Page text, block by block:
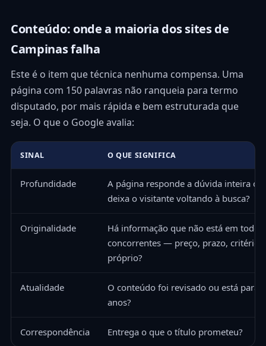
Conteúdo: onde a maioria dos sites de
Campinas falha
Este é o item que técnica nenhuma compensa. Uma
página com 150 palavras não ranqueia para termo
disputado, por mais rápida e bem estruturada que
seja. O que o Google avalia:
SINAL O QUE SIGNIFICA
Profundidade
A página responde a dúvida inteira ou
deixa o visitante voltando à busca?
Originalidade
Há informação que não está em todos
concorrentes — preço, prazo, critério,
próprio?
Atualidade
O conteúdo foi revisado ou está
anos?
Correspondência Entrega o que o título prometeu?